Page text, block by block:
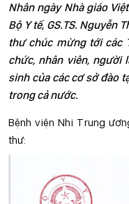
Nhân ngày Nhà giáo
Bộ Y tế, GS.TS. Nguyễn
thư chúc mừng tới các
chức, nhân viên, người
sinh của các cơ sở đào
trong cả nước.
Bệnh viện Nhi Trung
thư: